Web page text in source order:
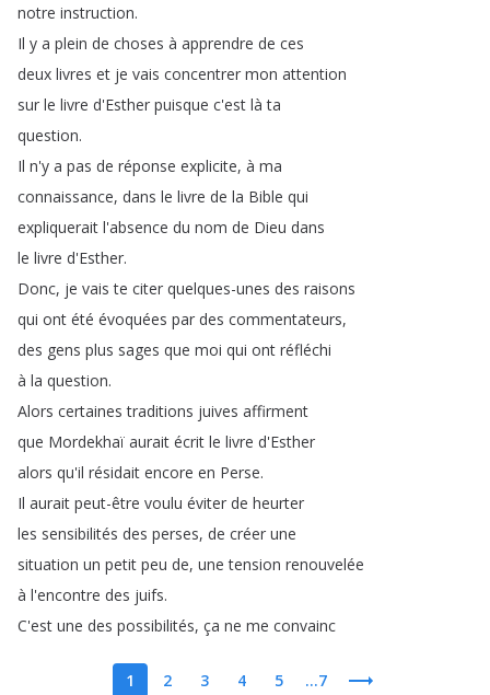
notre instruction.
Il y a plein de choses à apprendre de ces
deux livres et je vais concentrer mon attention
sur le livre d'Esther puisque c'est là ta
question.
Il n'y a pas de réponse explicite, à ma
connaissance, dans le livre de la Bible qui
expliquerait l'absence du nom de Dieu dans
le livre d'Esther.
Donc, je vais te citer quelques-unes des raisons
qui ont été évoquées par des commentateurs,
des gens plus sages que moi qui ont réfléchi
à la question.
Alors certaines traditions juives affirment
que Mordekhaï aurait écrit le livre d'Esther
alors qu'il résidait encore en Perse.
Il aurait peut-être voulu éviter de heurter
les sensibilités des perses, de créer une
situation un petit peu de, une tension renouvelée
à l'encontre des juifs.
C'est une des possibilités, ça ne me convainc
1 2 3 4 5 ...7